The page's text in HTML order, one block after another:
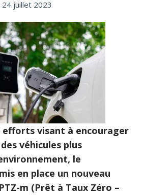
juillet 2023
efforts visant à encourager
véhicules plus
le
en place un nouveau
m (Prêt à Taux Zéro –